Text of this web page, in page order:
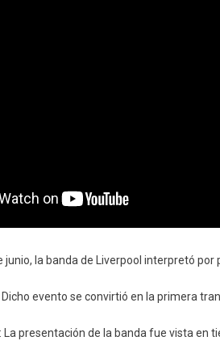
junio, la banda de Liverpool interpretó por
Dicho evento se convirtió en la primera
: La presentación de la banda fue vista en